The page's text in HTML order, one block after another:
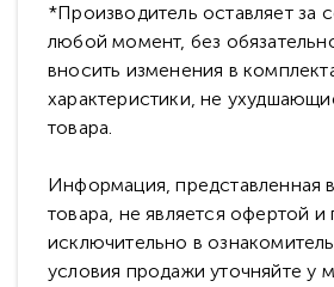
*Производитель оставляет за
любой момент, без
вносить изменения в
характеристики, не
товара.
Информация, представленная
товара, не является офертой и
исключительно в
условия продажи уточняйте у